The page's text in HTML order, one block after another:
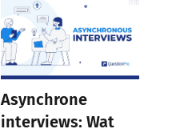
Asynchrone
interviews: Wat